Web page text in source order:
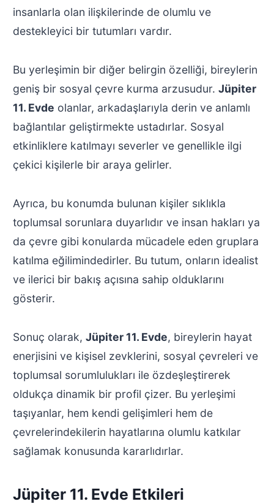
insanlarla olan ilişkilerinde de olumlu ve
destekleyici bir tutumları vardır.
Bu yerleşimin bir diğer belirgin özelliği, bireylerin
geniş bir sosyal çevre kurma arzusudur. Jüpiter
11. Evde olanlar, arkadaşlarıyla derin ve anlamlı
bağlantılar geliştirmekte ustadırlar. Sosyal
etkinliklere katılmayı severler ve genellikle ilgi
çekici kişilerle bir araya gelirler.
Ayrıca, bu konumda bulunan kişiler sıklıkla
toplumsal sorunlara duyarlıdır ve insan hakları ya
da çevre gibi konularda mücadele eden gruplara
katılma eğilimindedirler. Bu tutum, onların idealist
ve ilerici bir bakış açısına sahip olduklarını
gösterir.
Sonuç olarak, Jüpiter 11. Evde, bireylerin hayat
enerjisini ve kişisel zevklerini, sosyal çevreleri ve
toplumsal sorumlulukları ile özdeşleştirerek
oldukça dinamik bir profil çizer. Bu yerleşimi
taşıyanlar, hem kendi gelişimleri hem de
çevrelerindekilerin hayatlarına olumlu katkılar
sağlamak konusunda kararlıdırlar.
Jüpiter 11. Evde Etkileri